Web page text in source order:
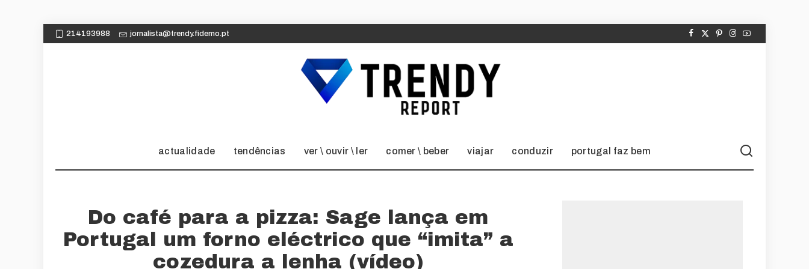
214193988 jornalista@trendy.fidemo.pt
actualidade tendências ver \ ouvir \ ler comer \ beber viajar conduzir portugal faz bem
Do café para a pizza: Sage lança em
Portugal um forno eléctrico que “imita” a
cozedura a lenha (vídeo)